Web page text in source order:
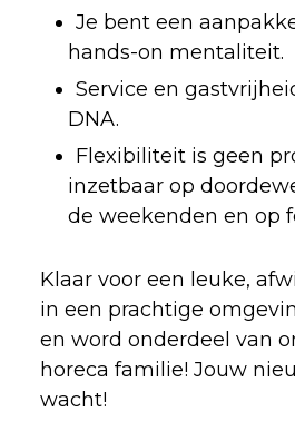
Je bent een
hands-on mentaliteit.
Service en
DNA.
Flexibiliteit is geen
inzetbaar op
de weekenden en op
Klaar voor een leuke,
in een prachtige
en word onderdeel van
horeca familie! Jouw
wacht!